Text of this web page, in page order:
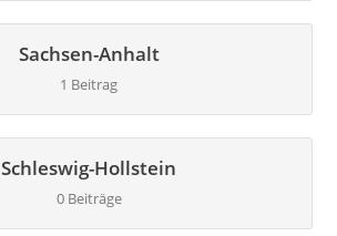
Sachsen-Anhalt
1 Beitrag
Schleswig-Hollstein
0 Beiträge